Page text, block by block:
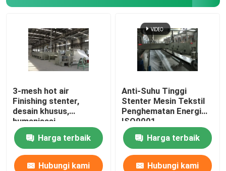
3-mesh hot air
Finishing stenter,
desain khusus,
humanisasi
Harga terbaik
Hubungi kami
Anti-Suhu Tinggi
Stenter Mesin Tekstil
Penghematan Energi
ISO9001
Harga terbaik
Hubungi kami